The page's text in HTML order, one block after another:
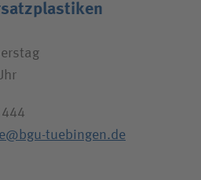
tuebingen.de